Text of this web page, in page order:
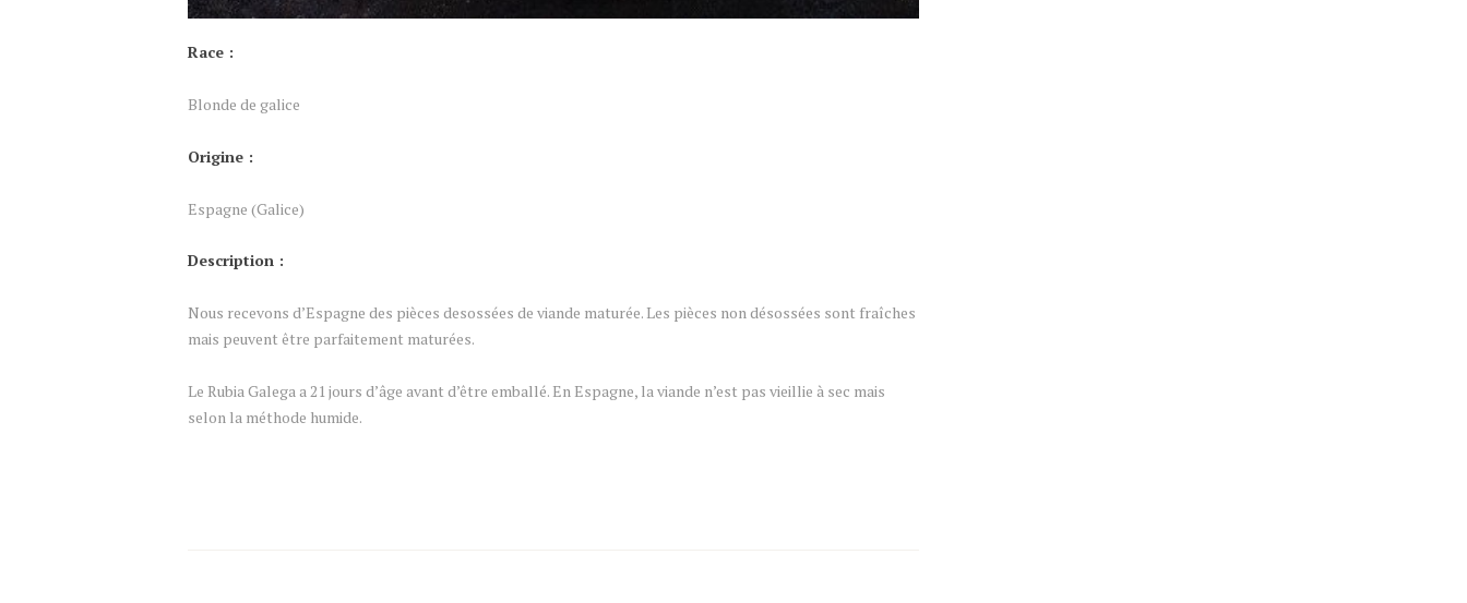
Race :
Blonde de galice
Origine :
Espagne (Galice)
Description :
Nous recevons d’Espagne des pièces desossées de viande maturée. Les pièces non désossées sont fraîches
mais peuvent être parfaitement maturées.
Le Rubia Galega a 21 jours d’âge avant d’être emballé. En Espagne, la viande n’est pas vieillie à sec mais
selon la méthode humide.